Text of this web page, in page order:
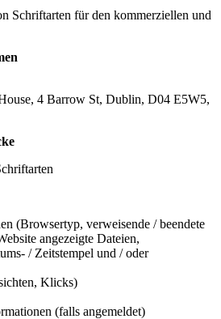
Schriftarten für den kommerziellen und
4 Barrow St, Dublin, D04 E5W5,
(Browsertyp, verweisende / beendete
angezeigte Dateien,
/ Zeitstempel und / oder
Klicks)
(falls angemeldet)